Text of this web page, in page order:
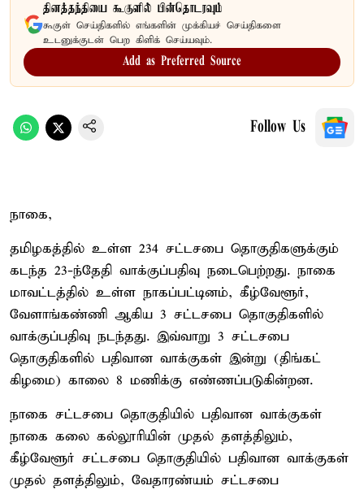
தினத்தந்தியை கூகுளில் பின்தொடரவும்
கூகுள் செய்திகளில் எங்களின் முக்கியச் செய்திகளை
உடனுக்குடன் பெற கிளிக் செய்யவும்.
Add as Preferred Source
Follow Us
நாகை,
தமிழகத்தில் உள்ள 234 சட்டசபை தொகுதிகளுக்கும்
கடந்த 23-ந்தேதி வாக்குப்பதிவு நடைபெற்றது. நாகை
மாவட்டத்தில் உள்ள நாகப்பட்டினம், கீழ்வேளூர்,
வேளாங்கண்ணி ஆகிய 3 சட்டசபை தொகுதிகளில்
வாக்குப்பதிவு நடந்தது. இவ்வாறு 3 சட்டசபை
தொகுதிகளில் பதிவான வாக்குகள் இன்று (திங்கட்
கிழமை) காலை 8 மணிக்கு எண்ணப்படுகின்றன.
நாகை சட்டசபை தொகுதியில் பதிவான வாக்குகள்
நாகை கலை கல்லூரியின் முதல் தளத்திலும்,
கீழ்வேளூர் சட்டசபை தொகுதியில் பதிவான வாக்குகள்
முதல் தளத்திலும், வேதாரண்யம் சட்டசபை